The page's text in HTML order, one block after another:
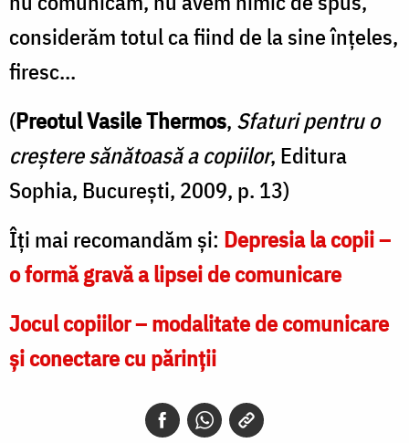
considerăm totul ca fiind de la sine înţeles,
firesc...
(Preotul Vasile Thermos, Sfaturi pentru o
creștere sănătoasă a copiilor, Editura
Sophia, București, 2009, p. 13)
Îți mai recomandăm și: Depresia la copii –
o formă gravă a lipsei de comunicare
Jocul copiilor – modalitate de comunicare
și conectare cu părinții​